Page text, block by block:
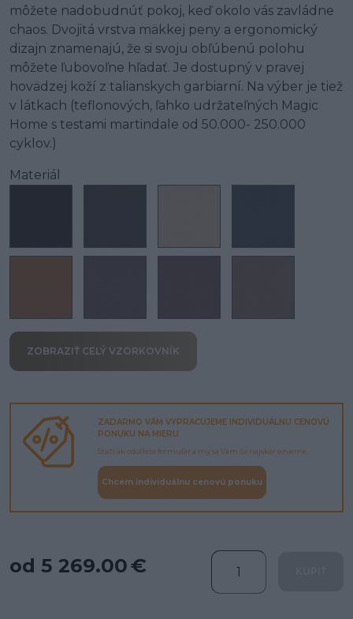
môžete nadobudnúť pokoj, keď okolo vás zavládne
chaos. Dvojitá vrstva mäkkej peny a ergonomický
dizajn znamenajú, že si svoju obľúbenú polohu
môžete ľubovoľne hľadať. Je dostupný v pravej
hovädzej koží z talianskych garbiarní. Na výber je tiež
v látkach (teflonových, ľahko udržateľných Magic
Home s testami martindale od 50.000- 250.000
cyklov.)
Materiál
ZOBRAZIŤ CELÝ VZORKOVNÍK
ZADARMO VÁM VYPRACUJEME INDIVIDUÁLNU CENOVÚ
PONUKU NA MIERU
Stačí ak odošlete formulár a my sa Vám čo najskôr ozveme.
Chcem individuálnu cenovú ponuku
od 5 269.00 €